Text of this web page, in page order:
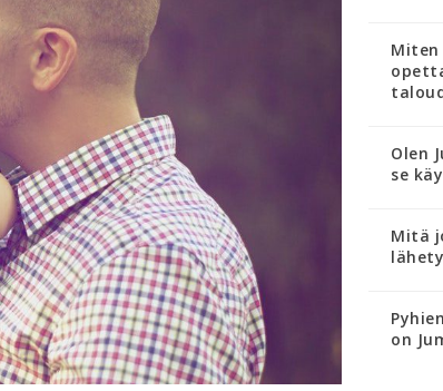
Miten
Olen
se
Mitä
on